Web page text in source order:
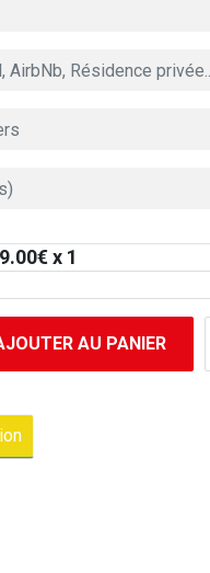
€ x 1
AU PANIER